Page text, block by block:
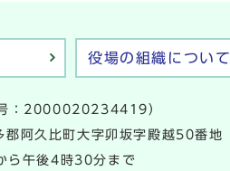
役場の組織について
号：2000020234419）
阿久比町大字卯坂字殿越50番地
ら午後4時30分まで